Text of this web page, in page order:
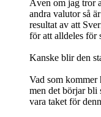
Även om jag tror
andra valutor så
resultat av att
för att alldeles för
Kanske blir den
Vad som kommer
men det börjar bli
vara taket för